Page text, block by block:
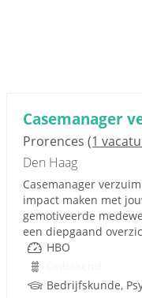
Casemanager
Prorences (1
Den Haag
Casemanager
impact maken met
gemotiveerde
een diepgaand
HBO
Bedrijfskunde,